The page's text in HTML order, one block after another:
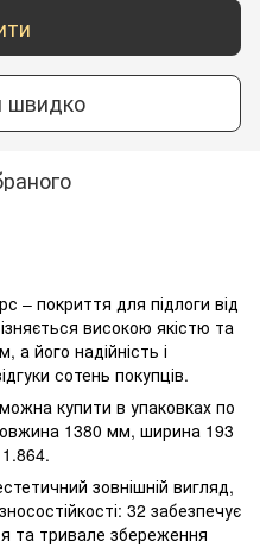
швидко
– покриття для підлоги від
високою якістю та
а його надійність і
сотень покупців.
купити в упаковках по
1380 мм, ширина 193
зовнішній вигляд,
32 забезпечує
та тривале збереження